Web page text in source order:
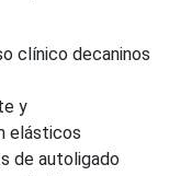
clínico decaninos
y
elásticos
de autoligado